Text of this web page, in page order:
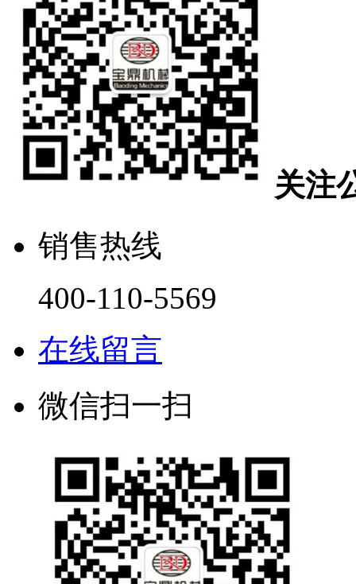
关注
销售热线
400-110-5569
在线留言
微信扫一扫